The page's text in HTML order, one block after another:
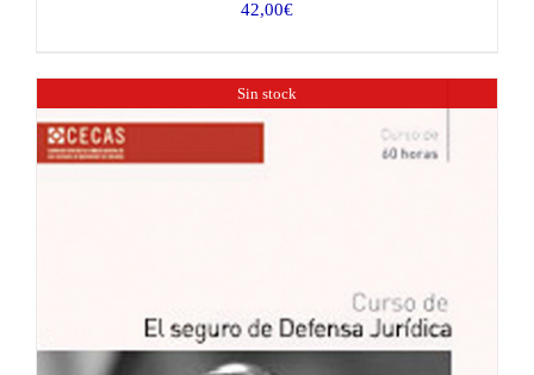
42,00€
Sin stock